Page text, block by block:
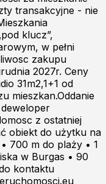
transakcyjne - nie
klucz”,
w pełni
zakupu
2027r. Ceny
31m2,1+1 od
mieszkan.Oddanie
z ostatniej
obiekt do użytku na
700 m do plaży • 1
w Burgas • 90
kontaktu